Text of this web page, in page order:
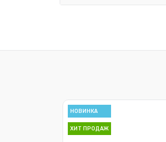
Datsun
Ford
Geely
НОВИНКА
ХИТ ПРОДАЖ